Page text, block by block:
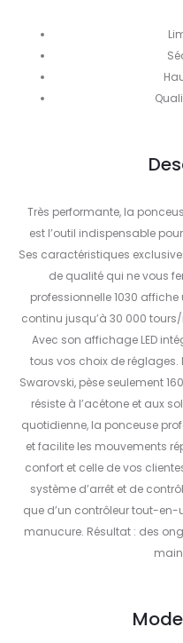
Très performante, la
est l’outil indispensable
Ses caractéristiques
de qualité qui ne vous
professionnelle 1030
continu jusqu’à 30 000
Avec son affichage LED
tous vos choix de réglages.
Swarovski, pèse seulement
résiste à l’acétone et aux
quotidienne, la ponceuse
et facilite les mouvements
confort et celle de vos
système d’arrêt et de
que d’un contrôleur tout-
manucure. Résultat : des